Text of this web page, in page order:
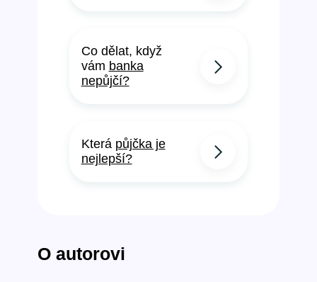
Co dělat, když
vám banka
nepůjčí?
Která půjčka je
nejlepší?
O autorovi